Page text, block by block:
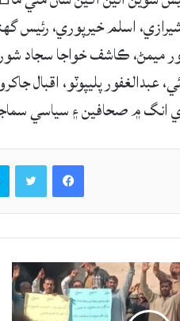
اسلم خيرپوري، رئيس
ميمڻ، ڪاشف خواجا سجاد
عبدالغفور پليپوٽو، اقبال
انگ ۾ صحافين ۽ سياسي
Facebook